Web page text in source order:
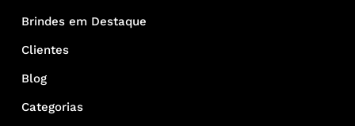
Brindes em Destaque
Clientes
Blog
Categorias